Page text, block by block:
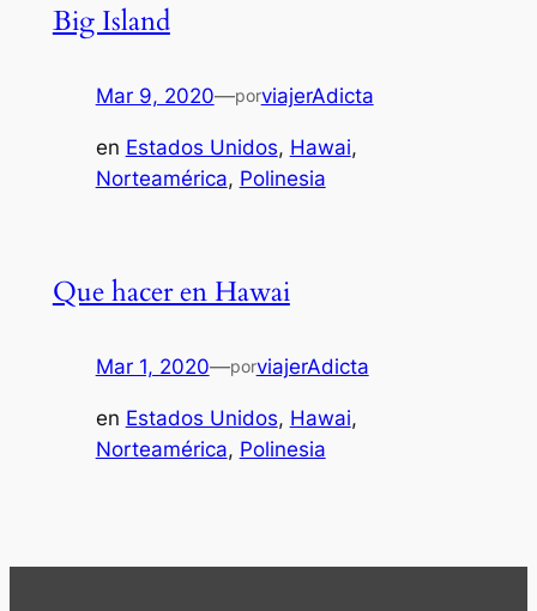
Big Island
Mar 9, 2020—porviajerAdicta
en Estados Unidos, Hawai
Norteamérica, Polinesia
Que hacer en Hawai
Mar 1, 2020—porviajerAdicta
en Estados Unidos, Hawai
Norteamérica, Polinesia